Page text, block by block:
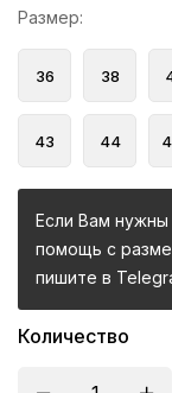
Размер:
36 38
43 44
Если Вам нужны
помощь с
пишите в
Количество